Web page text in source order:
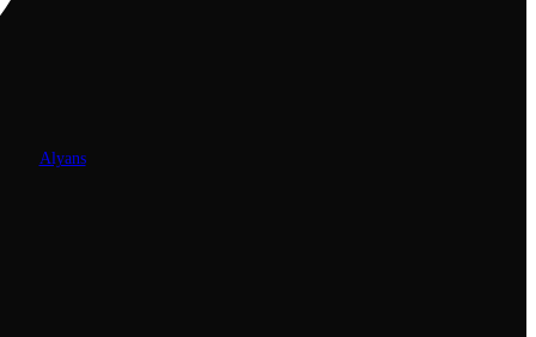
Alyans